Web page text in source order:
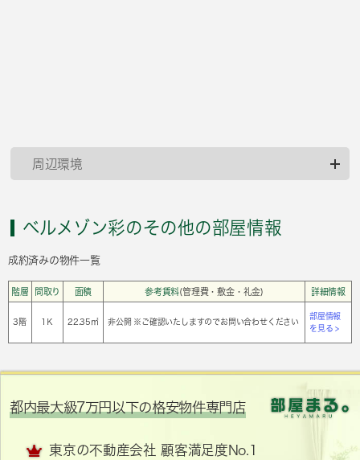
周辺環境
ベルメゾン彩のその他の部屋情報
成約済みの物件一覧
階層 間取り 面積 参考賃料(管理費・敷金・礼金) 詳細情報
3階 1Ｋ 22.35㎡ 非公開 ※ご確認いたしますのでお問い合わせください
部屋情報
を見る >
都内最大級7万円以下の格安物件専門店
東京の不動産会社 顧客満足度No.1